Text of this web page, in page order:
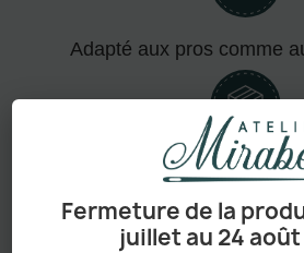
Fermeture de la
juillet au 24
Adapté aux pros comme
Sans minimum de